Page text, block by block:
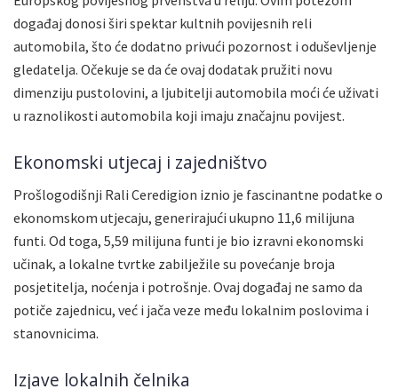
događaj donosi širi spektar kultnih povijesnih reli
automobila, što će dodatno privući pozornost i oduševljenje
gledatelja. Očekuje se da će ovaj dodatak pružiti novu
dimenziju pustolovini, a ljubitelji automobila moći će uživati
u raznolikosti automobila koji imaju značajnu povijest.
Ekonomski utjecaj i zajedništvo
Prošlogodišnji Rali Ceredigion iznio je fascinantne podatke o
ekonomskom utjecaju, generirajući ukupno 11,6 milijuna
funti. Od toga, 5,59 milijuna funti je bio izravni ekonomski
učinak, a lokalne tvrtke zabilježile su povećanje broja
posjetitelja, noćenja i potrošnje. Ovaj događaj ne samo da
potiče zajednicu, već i jača veze među lokalnim poslovima i
stanovnicima.
Izjave lokalnih čelnika